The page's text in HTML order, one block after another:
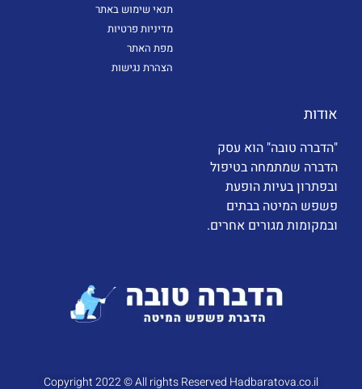
תנאי שימוש באתר
מדיניות פרטיות
מפת האתר
הצהרת נגישות
אודות
"הדברה טובה" הוא עסק
הדברה שמתמחה בטיפול
ובפתרון בעיות הופעת
פשפש המיטה בבתים
ובמקומות מגורים אחרים.
Copyright 2022 © All rights Reserved Hadbaratova.co.il